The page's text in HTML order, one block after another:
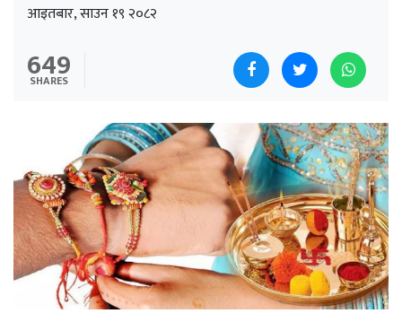
आइतबार, साउन १९ २०८२
649
SHARES